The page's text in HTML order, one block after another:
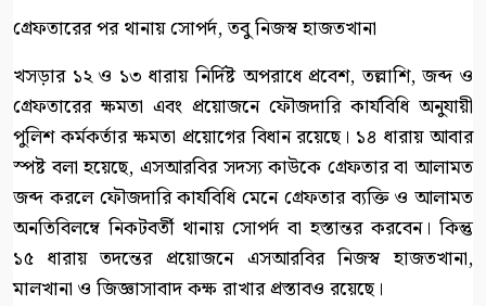
গ্রেফতারের পর থানায় সোপর্দ, তবু নিজস্ব হাজতখানা
খসড়ার ১২ ও ১৩ ধারায় নির্দিষ্ট অপরাধে প্রবেশ, তল্লাশি, জব্দ ও
গ্রেফতারের ক্ষমতা এবং প্রয়োজনে ফৌজদারি কার্যবিধি অনুযায়ী
পুলিশ কর্মকর্তার ক্ষমতা প্রয়োগের বিধান রয়েছে। ১৪ ধারায় আবার
স্পষ্ট বলা হয়েছে, এসআরবির সদস্য কাউকে গ্রেফতার বা আলামত
জব্দ করলে ফৌজদারি কার্যবিধি মেনে গ্রেফতার ব্যক্তি ও আলামত
অনতিবিলম্বে নিকটবর্তী থানায় সোপর্দ বা হস্তান্তর করবেন। কিন্তু
১৫ ধারায় তদন্তের প্রয়োজনে এসআরবির নিজস্ব হাজতখানা,
মালখানা ও জিজ্ঞাসাবাদ কক্ষ রাখার প্রস্তাবও রয়েছে।